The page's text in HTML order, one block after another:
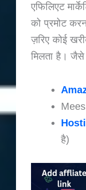
एफिलिएट
को प्रमोट
ज़रिए कोई
मिलता है।
है)